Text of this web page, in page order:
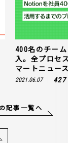
400名のチー
入。全プロセ
マートニュー
2021.06.07 427
記事一覧へ